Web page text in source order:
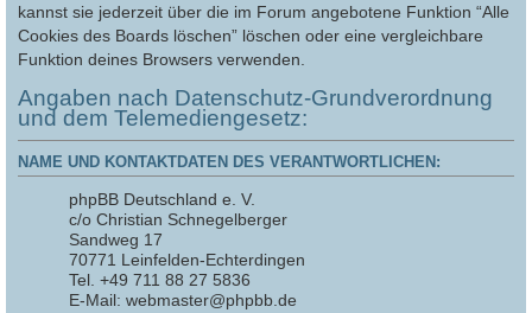
kannst sie jederzeit über die im Forum angebotene Funktion “Alle
Cookies des Boards löschen” löschen oder eine vergleichbare
Funktion deines Browsers verwenden.
Angaben nach Datenschutz-Grundverordnung
und dem Telemediengesetz:
NAME UND KONTAKTDATEN DES VERANTWORTLICHEN:
phpBB Deutschland e. V.
c/o Christian Schnegelberger
Sandweg 17
70771 Leinfelden-Echterdingen
Tel. +49 711 88 27 5836
E-Mail: webmaster@phpbb.de